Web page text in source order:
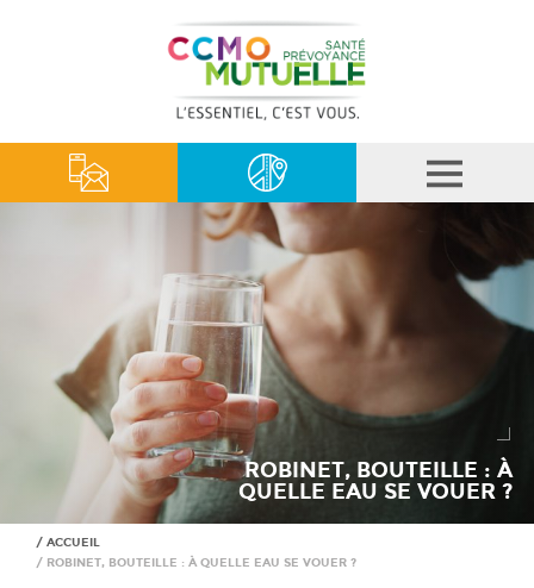
ROBINET, BOUTEILLE : À
QUELLE EAU SE VOUER ?
ACCUEIL
ROBINET, BOUTEILLE : À QUELLE EAU SE VOUER ?